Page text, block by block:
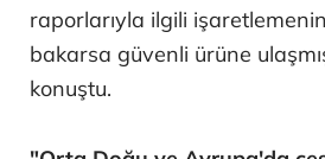
raporlarıyla ilgili
bakarsa güvenli ürüne
konuştu.